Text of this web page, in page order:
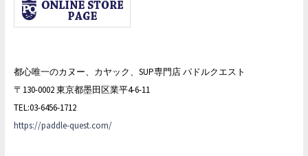
都心唯一のカヌー、カヤック、SUP専門店 パドルクエスト
〒130-0002 東京都墨田区業平4-6-11
TEL:03-6456-1712
https://paddle-quest.com/